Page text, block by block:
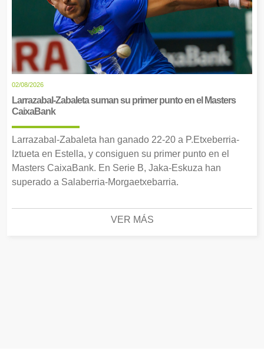
02/08/2026
Larrazabal-Zabaleta suman su primer punto en el Masters
CaixaBank
Larrazabal-Zabaleta han ganado 22-20 a P.Etxeberria-
Iztueta en Estella, y consiguen su primer punto en el
Masters CaixaBank. En Serie B, Jaka-Eskuza han
superado a Salaberria-Morgaetxebarria.
VER MÁS